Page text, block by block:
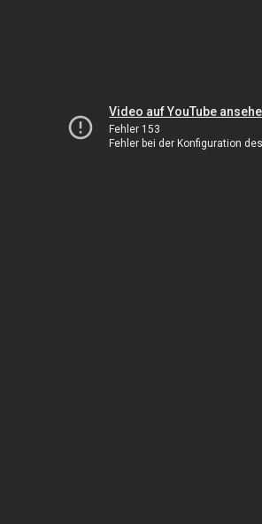
Video auf YouTube
Fehler 153
Fehler bei der Konfiguration